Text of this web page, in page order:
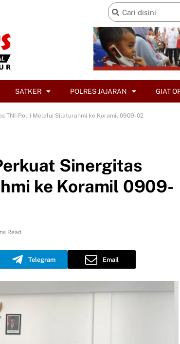
SATKER POLRES JAJARAN GIAT
TNI-Polri Melalui Silaturahmi ke Koramil 0909-02
Sinergitas
ke Koramil 0909-
Read
Telegram Email